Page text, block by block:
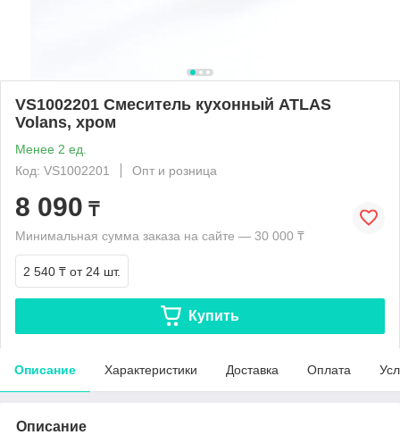
VS1002201 Смеситель кухонный ATLAS
Volans, хром
Менее 2 ед.
Код: VS1002201
Опт и розница
8 090 ₸
Минимальная сумма заказа на сайте — 30 000 ₸
2 540 ₸ от 24 шт.
Купить
Описание Характеристики Доставка Оплата
Описание